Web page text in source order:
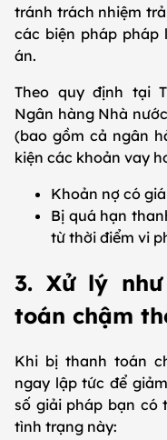
tránh trách nhiệm
các biện pháp pháp
án.
Theo quy định tại
Ngân hàng Nhà
(bao gồm cả ngân
kiện các khoản vay
Khoản nợ có
Bị quá hạn
từ thời điểm vi
3. Xử lý
toán chậm
Khi bị thanh toán
ngay lập tức để
số giải pháp bạn có
tình trạng này: